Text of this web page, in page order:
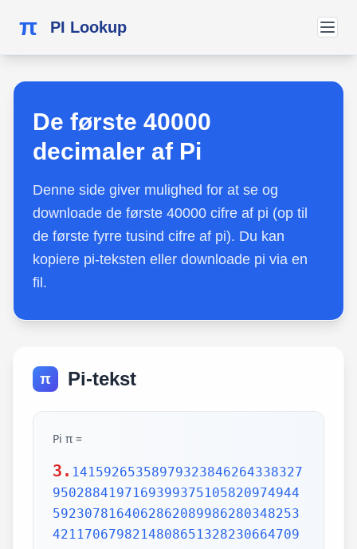
π PI Lookup
De første 40000
decimaler af Pi
Denne side giver mulighed for at se og
downloade de første 40000 cifre af pi (op til
de første fyrre tusind cifre af pi). Du kan
kopiere pi-teksten eller downloade pi via en
fil.
π Pi-tekst
Pi π =
3. 1415926535897932384626433832795028841971693993751058209749445923078164062862089986280348253421170679821480865132823066470938446095505822317253594081284811174502841027019385211055596446229489549303819644288109756659334461284756482337867831652712019091456485669234603486104543266482133936072602491412737245870066063155881748815209209628292540917153643678925903600113305305488204665213841469519415116094330572703657595919530921861173819326117931051185480744623799627495673518857527248912279381830119491298336733624406566430860213949463952247371907021798609437027705392171762931767523846748184676694051320005681271452635608277857713427577896091736371787214684409012249534301465495853710507922796892589235420199561121290219608640344181598136297747713099605187072113499999983729780499510597317328160963185950244594553469083026425223082533446850352619311881710100031378387528865875332083814206171776691473035982534904287554687311595628638823537875937519577818577805321712268066130019278766111959092164201989380952572010654858632788659361533818279682303019520353018529689957736225994138912497217752834791315155748572424541506959508295331168617278558890750983817546374649393192550604009277016711390098488240128583616035637076601047101819429555961989467678374494482553797747268471040475346462080466842590694912933136770289891521047521620569660240580381501935112533824300355876402474964732639141992726042699227967823547816360093417216412199245863150302861829745557067498385054945885869269956909272107975093029553211653449872027559602364806654991198818347977535663698074265425278625518184175746728909777727938000816470600161452491921732172147723501414419735685481613611573525521334757418494684385233239073941433345477624168625189835694855620992192221842725502542568876717904946016534668049886272327917860857843838279679766814541009538837863609506800642251252051173929848960841284886269456042419652850222106611863067442786220391949450471237137869609563643719172874677646575739624138908658326459958133904780275900994657640789512694683983525957098258226205224894077267194782684826014769909026401363944374553050682034962524517493996514314298091906592509372216964615157098583874105978859597729754989301617539284681382686838689427741559918559252459539594310499725246808459872736446958486538367362226260991246080512438843904512441365497627807977156914359977001296160894416948685558484063534220722258284886481584560285060168427394522674676788952521385225499546667278239864565961163548862305774564980355936345681743241125150760694794510965960940252288797108931456691368672287489405601015033086179286809208747609178249385890097149096759852613655497818931297848216829989487226588048575640142704775551323796414515237462343645428584447952658678210511413547357395231134271661021359695362314429524849371871101457654035902799344037420073105785390621983874478084784896833214457138687519435064302184531910484810053706146806749192781911979399520614196634287544406437451237181921799983910159195618146751426912397489409071864942319615679452080951465502252316038819301420937621378559566389377870830390697920773467221825625996615014215030680384477345492026054146659252014974428507325186660021324340881907104863317346496514539057962685610055081066587969981635747363840525714591028970641401109712062804390397595156771577004203378699360072305587631763594218731251471205329281918261861258673215791984148488291644706095752706957220917567116722910981690915280173506712748583222871835209353965725121083579151369882091444210067510334671103141267111369908658516398315019701651511685171437657618351556508849099898599823873455283316355076479185358932261854896321329330898570642046752590709154814165498594616371802709819943099244889575712828905923233260972997120844335732654893823911932597463667305836041428138830320382490375898524374417029132765618093773444030707469211201913020330380197621101100449293215160842444859637669838952286847831235526582131449576857262433441893039686426243410773226978028073189154411010446823252716201052652272111660396665573092547110557853763466820653109896526918620564769312570586356620185581007293606598764861179104533488503461136576867532494416680396265797877185560845529654126654085306143444318586769751456614068007002378776591344017127494704205622305389945613140711270004078547332699390814546646458807972708266830634328587856983052358089330657574067954571637752542021149557615814002501262285941302164715509792592309907965473761255176567513575178296664547791745011299614890304639947132962107340437518957359614589019389713111790429782856475032031986915140287080859904801094121472213179476477726224142548545403321571853061422881375850430633217518297986622371721591607716692547487389866549494501146540628433663937900397692656721463853067360965712091807638327166416274888800786925602902284721040317211860820419000422966171196377921337575114959501566049631862947265473642523081770367515906735023507283540567040386743513622224771589150495309844489333096340878076932599397805419341447377441842631298608099888687413260472156951623965864573021631598193195167353812974167729478672422924654366800980676928238280689964004824354037014163149658979409243237896907069779422362508221688957383798623001593776471651228935786015881617557829735233446042815126272037343146531977774160319906655418763979293344195215413418994854447345673831624993419131814809277771038638773431772075456545322077709212019051660962804909263601975988281613323166636528619326686336062735676303544776280350450777235547105859548702790814356240145171806246436267945612753181340783303362542327839449753824372058353114771199260638133467768796959703098339130771098704085913374641442822772634659470474587847787201927715280731767907707157213444730605700733492436931138350493163128404251219256517980694113528013147013047816437885185290928545201165839341965621349143415956258658655705526904965209858033850722426482939728584783163057777560688876446248246857926039535277348030480290058760758251047470916439613626760449256274204208320856611906254543372131535958450687724602901618766795240616342522577195429162991930645537799140373404328752628889639958794757291746426357455254079091451357111369410911939325191076020825202618798531887705842972591677813149699009019211697173727847684726860849003377024242916513005005168323364350389517029893922334517220138128069650117844087451960121228599371623130171144484640903890644954440061986907548516026327505298349187407866808818338510228334508504860825039302133219715518430635455007668282949304137765527939751754613953984683393638304746119966538581538420568533862186725233402830871123282789212507712629463229563989898935821167456270102183564622013496715188190973038119800497340723961036854066431939509790190699639552453005450580685501956730229219139339185680344903982059551002263535361920419947455385938102343955449597783779023742161727111723643435439478221818528624085140066604433258885698670543154706965747458550332323342107301545940516553790686627333799585115625784322988273723198987571415957811196358330059408730681216028764962867446047746491599505497374256269010490377819868359381465741268049256487985561453723478673303904688383436346553794986419270563872931748723320837601123029911367938627089438799362016295154133714248928307220126901475466847653576164773794675200490757155527819653621323926406160136358155907422020203187277605277219005561484255518792530343513984425322341576233610642506390497500865627109535919465897514131034822769306247435363256916078154781811528436679570611086153315044521274739245449454236828860613408414863776700961207151249140430272538607648236341433462351897576645216413767969031495019108575984423919862916421939949072362346468441173940326591840443780513338945257423995082965912285085558215725031071257012668302402929525220118726767562204154205161841634847565169998116141010029960783869092916030288400269104140792886215078424516709087000699282120660418371806535567252532567532861291042487761825829765157959847035622262934860034158722980534989650226291748788202734209222245339856264766914905562842503912757710284027998066365825488926488025456610172967026640765590429099456815065265305371829412703369313785178609040708667114965583434347693385781711386455873678123014587687126603489139095620099393610310291616152881384379099042317473363948045759314931405297634757481193567091101377517210080315590248530906692037671922033229094334676851422144773793937517034436619910403375111735471918550464490263655128162288244625759163330391072253837421821408835086573917715096828874782656995995744906617583441375223970968340800535598491754173818839994469748676265516582765848358845314277568790029095170283529716344562129640435231176006651012412006597558512761785838292041974844236080071930457618932349229279650198751872127267507981255470958904556357921221033346697499235630254947802490114195212382815309114079073860251522742995818072471625916685451333123948049470791191532673430282441860414263639548000448002670496248201792896476697583183271314251702969234889627668440323260927524960357996469256504936818360900323809293459588970695365349406034021665443755890045632882250545255640564482465151875471196218443965825337543885690941130315095261793780029741207665147939425902989695946995565761218656196733786236256125216320862869222103274889218654364802296780705765615144632046927906821207388377814233562823608963208068222468012248261177185896381409183903673672220888321513755600372798394004152970028783076670944474560134556417254370906979396122571429894671543578468788614445812314593571984922528471605049221242470141214780573455105008019086996033027634787081081754501193071412233908663938339529425786905076431006383519834389341596131854347546495569781038293097164651438407007073604112373599843452251610507027056235266012764848308407611830130527932054274628654036036745328651057065874882256981579367897669742205750596834408697350201410206723585020072452256326513410559240190274216248439140359989535394590944070469120914093870012645600162374288021092764579310657922955249887275846101264836999892256959688159205600101655256375678